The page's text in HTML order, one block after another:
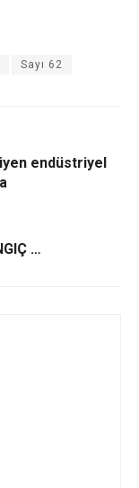
Sayı 62
endüstriyel
…